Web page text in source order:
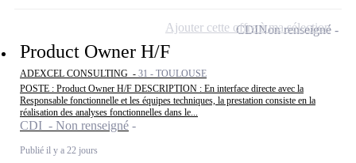
Product Owner H/F
ADEXCEL CONSULTING - 31 - TOULOUSE
POSTE : Product Owner H/F DESCRIPTION : En interface directe avec la
Responsable fonctionnelle et les équipes techniques, la prestation consiste en la
réalisation des analyses fonctionnelles dans le...
CDI - Non renseigné
Publié il y a 22 jours
CDINon renseigné
Ajouter cette offre à ma sélection